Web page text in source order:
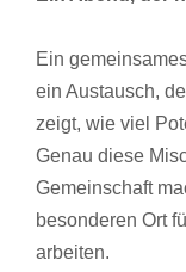
Ein
ein Austausch,
zeigt, wie viel
Genau diese
Gemeinschaft
besonderen Ort
arbeiten.